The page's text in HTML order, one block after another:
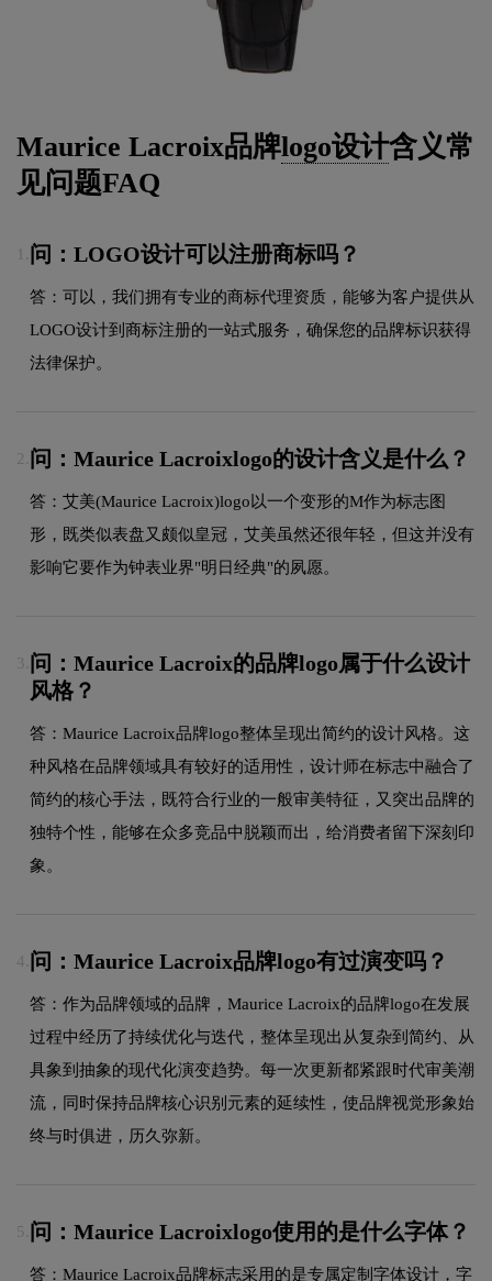
Maurice Lacroix品牌logo设计含义常
见问题FAQ
问：LOGO设计可以注册商标吗？
答：可以，我们拥有专业的商标代理资质，能够为客户提供从
LOGO设计到商标注册的一站式服务，确保您的品牌标识获得
法律保护。
2. 问：Maurice Lacroixlogo的设计含义是什么？
答：艾美(Maurice Lacroix)logo以一个变形的M作为标志图
形，既类似表盘又颇似皇冠，艾美虽然还很年轻，但这并没有
影响它要作为钟表业界"明日经典"的夙愿。
3. 问：Maurice Lacroix的品牌logo属于什么设计
风格？
答：Maurice Lacroix品牌logo整体呈现出简约的设计风格。这
种风格在品牌领域具有较好的适用性，设计师在标志中融合了
简约的核心手法，既符合行业的一般审美特征，又突出品牌的
独特个性，能够在众多竞品中脱颖而出，给消费者留下深刻印
象。
4. 问：Maurice Lacroix品牌logo有过演变吗？
答：作为品牌领域的品牌，Maurice Lacroix的品牌logo在发展
过程中经历了持续优化与迭代，整体呈现出从复杂到简约、从
具象到抽象的现代化演变趋势。每一次更新都紧跟时代审美潮
流，同时保持品牌核心识别元素的延续性，使品牌视觉形象始
终与时俱进，历久弥新。
5. 问：Maurice Lacroixlogo使用的是什么字体？
答：Maurice Lacroix品牌标志采用的是专属定制字体设计，字